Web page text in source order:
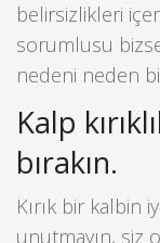
belirsizlikleri
sorumlusu
nedeni neden
Kalp
bırakın.
Kırık bir kalbin
unutmayın, siz